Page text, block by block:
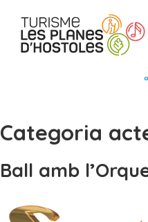
contingut
°
Categoria
Ball amb